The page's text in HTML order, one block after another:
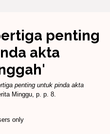
penting
akta
penting untuk pinda akta
Minggu, p. p. 8.
only